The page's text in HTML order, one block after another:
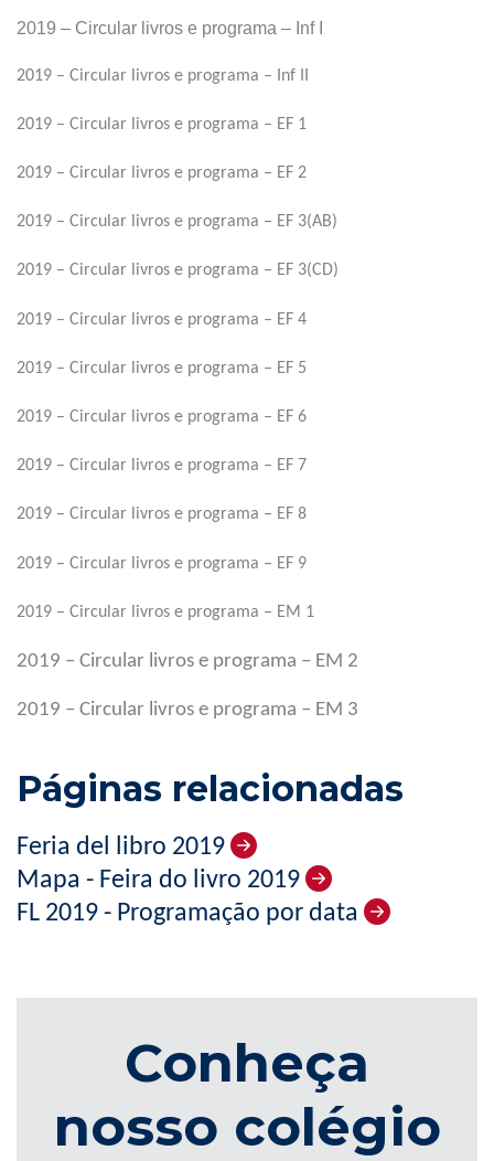
2019 – Circular livros e programa – Inf I
2019 – Circular livros e programa – Inf II
2019 – Circular livros e programa – EF 1
2019 – Circular livros e programa – EF 2
2019 – Circular livros e programa – EF 3(AB)
2019 – Circular livros e programa – EF 3(CD)
2019 – Circular livros e programa – EF 4
2019 – Circular livros e programa – EF 5
2019 – Circular livros e programa – EF 6
2019 – Circular livros e programa – EF 7
2019 – Circular livros e programa – EF 8
2019 – Circular livros e programa – EF 9
2019 – Circular livros e programa – EM 1
2019 – Circular livros e programa – EM 2
2019 – Circular livros e programa – EM 3
Páginas relacionadas
Feria del libro 2019
Mapa - Feira do livro 2019
FL 2019 - Programação por data
Conheça
nosso colégio